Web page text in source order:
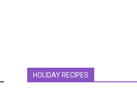
HOLIDAY RECIPES